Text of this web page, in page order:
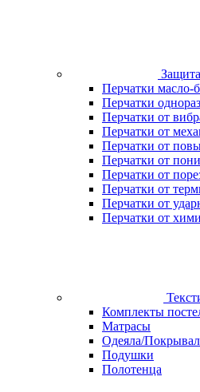
Перчатки масло-
Перчатки
Перчатки от
Перчатки от
Перчатки от
Перчатки от
Перчатки от
Перчатки от
Перчатки от
Перчатки от
Комплекты
Матрасы
Одеяла/
Подушки
Полотенца